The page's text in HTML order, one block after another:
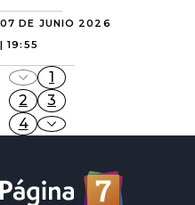
07 DE JUNIO 2026
| 19:55
1
2
3
4